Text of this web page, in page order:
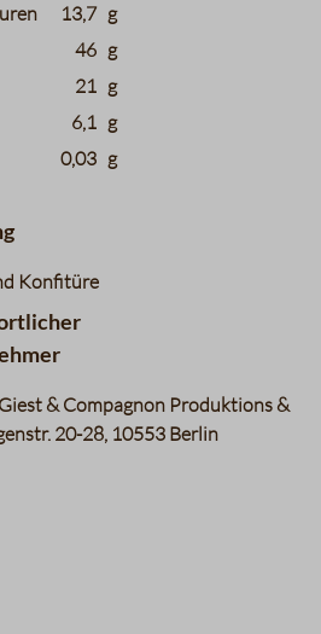
13,7 g
46 g
21 g
6,1 g
0,03 g
Konfitüre
& Compagnon Produktions &
20-28, 10553 Berlin